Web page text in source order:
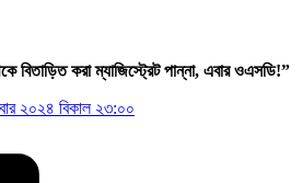
বিতাড়িত করা ম্যাজিস্ট্রেট পান্না, এবার ওএসডি!”
২০২৪ বিকাল ২৩:০০